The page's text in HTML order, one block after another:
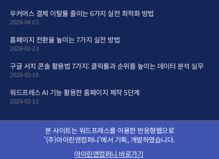
우커머스 결제 이탈률 줄이는 6가지 실전 최적화 방법
2026-04-03
홈페이지 전환율 높이는 7가지 실전 방법
2026-03-23
구글 서치 콘솔 활용법 7가지: 클릭률과 순위를 높이는 데이터 분석 실무
2026-03-16
워드프레스 AI 기능 활용한 홈페이지 제작 5단계
2026-02-11
본 사이트는 워드프레스를 이용한 반응형웹으로
'(주)아이린앤컴퍼니'에서 기획, 개발하였습니다.
아이린앤컴퍼니 바로가기